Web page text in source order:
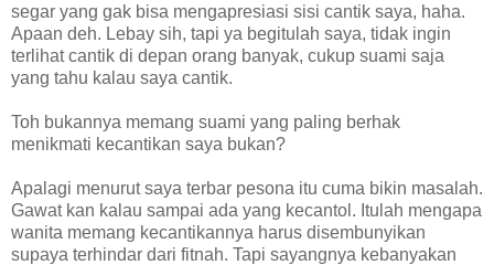
segar yang gak bisa mengapresiasi sisi cantik saya, haha.
Apaan deh. Lebay sih, tapi ya begitulah saya, tidak ingin
terlihat cantik di depan orang banyak, cukup suami saja
yang tahu kalau saya cantik.
Toh bukannya memang suami yang paling berhak
menikmati kecantikan saya bukan?
Apalagi menurut saya terbar pesona itu cuma bikin masalah.
Gawat kan kalau sampai ada yang kecantol. Itulah mengapa
wanita memang kecantikannya harus disembunyikan
supaya terhindar dari fitnah. Tapi sayangnya kebanyakan